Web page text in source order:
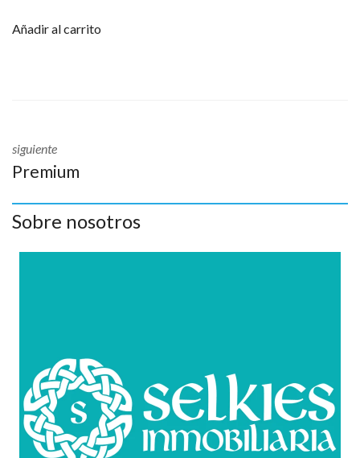
Añadir al carrito
siguiente
Premium
Sobre nosotros